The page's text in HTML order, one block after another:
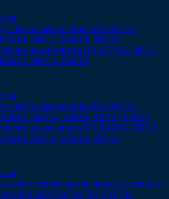
наконечника RA 837/16, 886/14,
12, 848/14, 848/16
наконечника RA 848/18, 850/12,
14, 368/16, 830/10, 830/12